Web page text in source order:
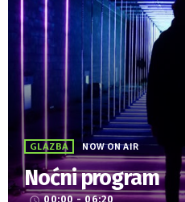
GLAZBA NOW ON AIR
Noćni program
00:00 - 06:20